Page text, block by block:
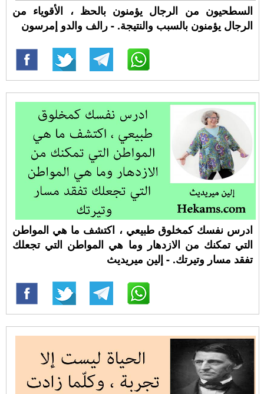
السطحيون من الرجال يؤمنون بالحظ ، الأقوياء من
الرجال يؤمنون بالسبب والنتيجة. - رالف والدو إمرسون
ادرس نفسك كمخلوق طبيعي ، اكتشف ما هي المواطن
التي تمكنك من الازدهار وما هي المواطن التي تجعلك
تفقد مسار وتيرتك. - إلين ميريديث